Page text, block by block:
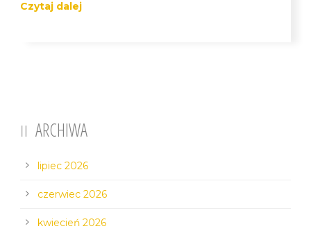
Czytaj dalej
ARCHIWA
lipiec 2026
czerwiec 2026
kwiecień 2026